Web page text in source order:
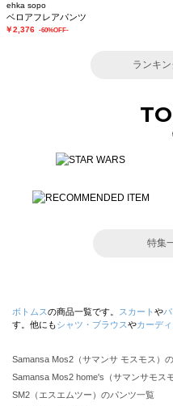
ehka sopo
ベロアフレアパンツ
￥2,376 -60%OFF-
ランキ
特集
ボトムスの商品一覧です。 スカート や
す。他にもシャツ・ブラウスやカーデ
Samansa Mos2（サマンサ モスモス）
Samansa Mos2 home's（サマンサモス
SM2（エスエムツー）のパンツ一覧